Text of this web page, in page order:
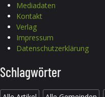
Mediadaten
Kontakt
Verlag
Impressum
Datenschutzerklärung
Schlagwörter